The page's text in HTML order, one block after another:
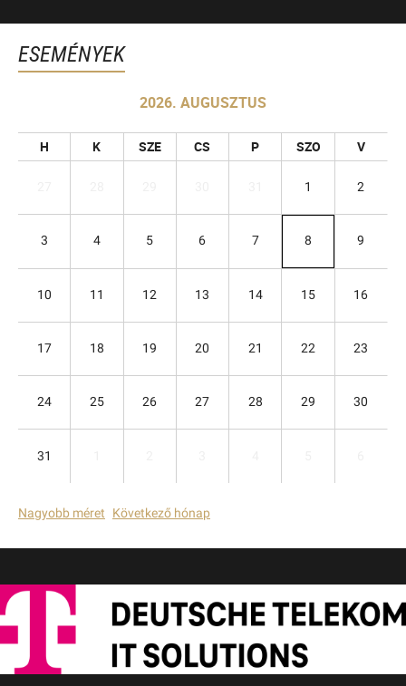
ESEMÉNYEK
2026. AUGUSZTUS
H K SZE CS P SZO V
1 2
3 4 5 6 7 8 9
10 11 12 13 14 15 16
17 18 19 20 21 22 23
24 25 26 27 28 29 30
31
Nagyobb méret Következő hónap